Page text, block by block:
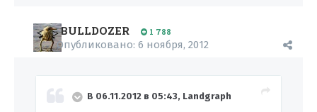
BULLDOZER 1 788
Опубликовано: 6 ноября, 2012
В 06.11.2012 в 05:43, Landgraph